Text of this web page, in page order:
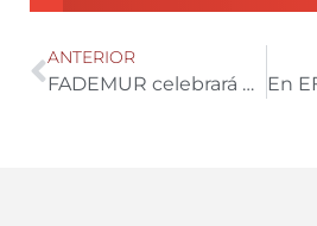
ANTERIOR
FADEMUR celebrará el día 6 y 7 de octubre el Día Internacional de las Mujeres Rurales en Toledo